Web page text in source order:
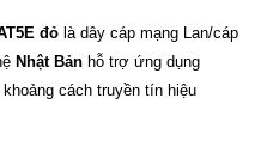
đỏ là dây cáp mạng Lan/cáp
Nhật Bản hỗ trợ ứng dụng
cách truyền tín hiệu